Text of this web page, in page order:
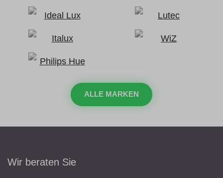
ALLE MARKEN
Wir beraten Sie